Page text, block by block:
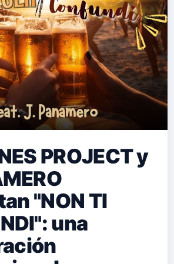
PROJECT y
"NON TI
una